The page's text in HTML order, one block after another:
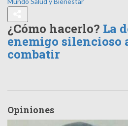
¿Cómo hacerlo? La
enemigo silencioso
combatir
Opiniones